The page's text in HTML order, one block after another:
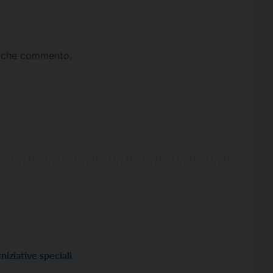
commento.
Iniziative speciali